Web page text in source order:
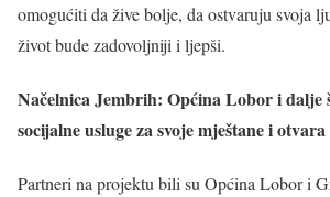
omogućiti da žive bolje, da ostvaruju svoja
život bude zadovoljniji i ljepši.
Načelnica Jembrih: Općina Lobor i dalje
socijalne usluge za svoje mještane i
Partneri na projektu bili su Općina Lobor i